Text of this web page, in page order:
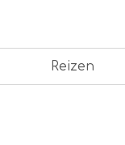
Reizen